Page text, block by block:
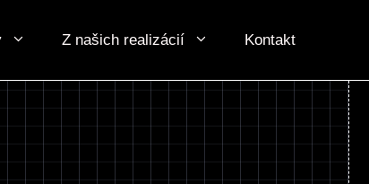
Z našich realizácií Kontakt